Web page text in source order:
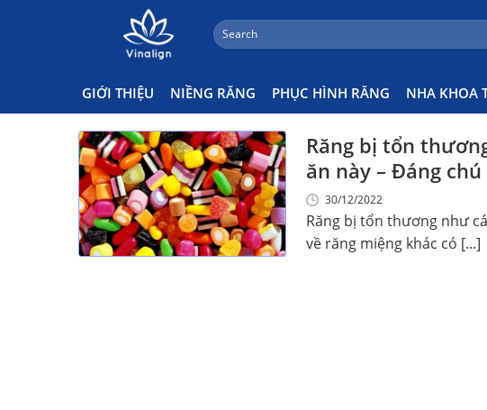
Search
for:
GIỚI THIỆU NIỀNG RĂNG PHỤC HÌNH RĂNG NHA KHOA
Răng Bị Ảnh Hưởng Khi A Ưn Đồ
Răng bị tổn
ăn này – Đáng chú
30/12/2022
Răng bị tổn thương như
về răng miệng khác có [...]